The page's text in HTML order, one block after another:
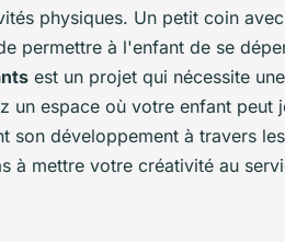
physiques. Un petit coin
permettre à l'enfant de se
est un projet qui nécessite
un espace où votre enfant peut
son développement à travers
à mettre votre créativité au